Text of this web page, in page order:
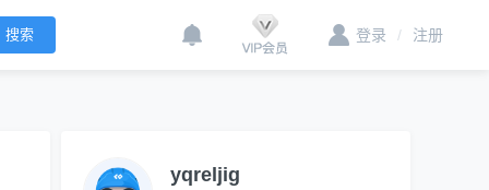
登录 / 注册
yqreljig